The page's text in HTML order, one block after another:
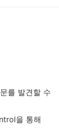
를 발견할 수
을 통해